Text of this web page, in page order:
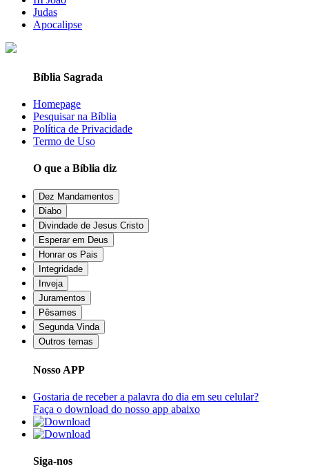
Judas
Apocalipse
Bíblia Sagrada
Homepage
Pesquisar na Bíblia
Política de Privacidade
Termo de Uso
O que a Bíblia diz
Dez Mandamentos
Diabo
Divindade de Jesus Cristo
Esperar em Deus
Honrar os Pais
Integridade
Inveja
Juramentos
Pêsames
Segunda Vinda
Outros temas
Nosso APP
Gostaria de receber a palavra do dia em seu celular?
Faça o download do nosso app abaixo
Siga-nos